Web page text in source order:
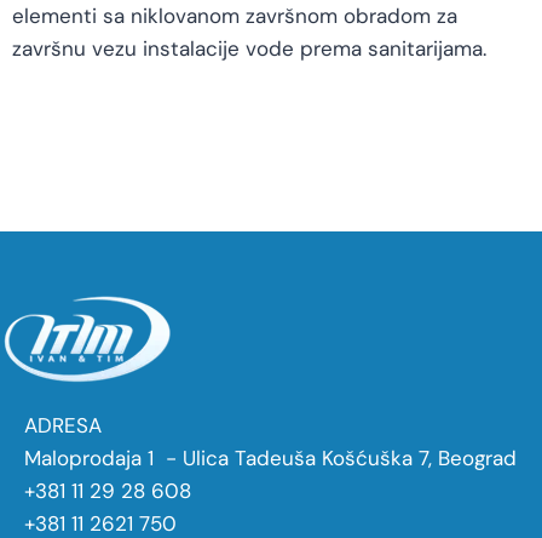
elementi sa niklovanom završnom obradom za
završnu vezu instalacije vode prema sanitarijama.
ADRESA
Maloprodaja 1 - Ulica Tadeuša Košćuška 7, Beograd
+381 11 29 28 608
+381 11 2621 750